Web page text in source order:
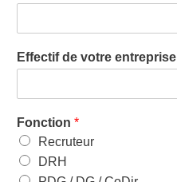
Effectif de votre entreprise
Fonction *
Recruteur
DRH